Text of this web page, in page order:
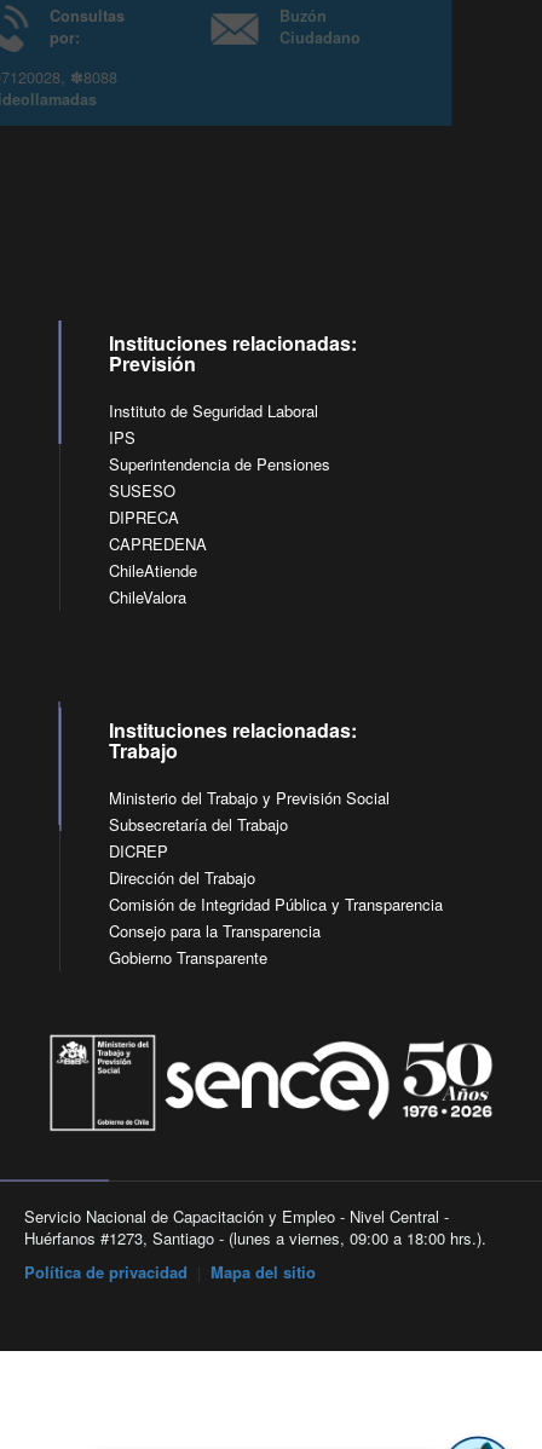
6007120028, ✽8088
yVideollamadas
Instituciones relacionadas:
Previsión
Instituto de Seguridad Laboral
IPS
Superintendencia de Pensiones
SUSESO
DIPRECA
CAPREDENA
ChileAtiende
ChileValora
Instituciones relacionadas:
Trabajo
Ministerio del Trabajo y Previsión Social
Subsecretaría del Trabajo
DICREP
Dirección del Trabajo
Comisión de Integridad Pública y Transparencia
Consejo para la Transparencia
Gobierno Transparente
Servicio Nacional de Capacitación y Empleo - Nivel Central -
Huérfanos #1273, Santiago - (lunes a viernes, 09:00 a 18:00 hrs.).
Política de privacidad
Mapa del sitio